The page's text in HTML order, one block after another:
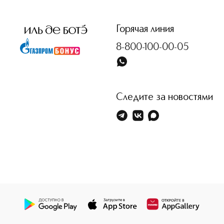
Горячая линия
8-800-100-00-05
Следите за новостями